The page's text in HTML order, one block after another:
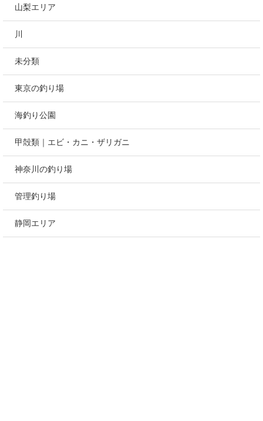
山梨エリア
川
未分類
東京の釣り場
海釣り公園
甲殻類｜エビ・カニ・ザリガニ
神奈川の釣り場
管理釣り場
静岡エリア